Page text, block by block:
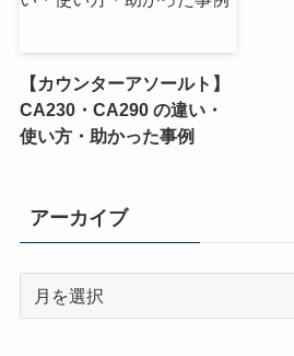
【カウンターアソールト】
CA230・CA290 の違い・
使い方・助かった事例
アーカイブ